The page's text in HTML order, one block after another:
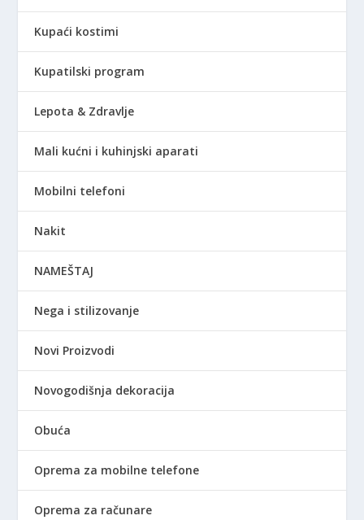
Kupaći kostimi
Kupatilski program
Lepota & Zdravlje
Mali kućni i kuhinjski aparati
Mobilni telefoni
Nakit
NAMEŠTAJ
Nega i stilizovanje
Novi Proizvodi
Novogodišnja dekoracija
Obuća
Oprema za mobilne telefone
Oprema za računare